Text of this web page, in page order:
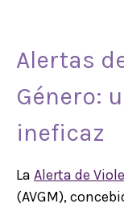
Alertas
Género:
ineficaz
La Alerta de
(AVGM),